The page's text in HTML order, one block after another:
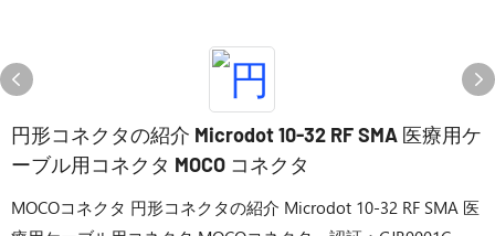
円形コネクタの紹介 Microdot 10-32 RF SMA 医療用ケ
ーブル用コネクタ MOCO コネクタ
MOCOコネクタ 円形コネクタの紹介 Microdot 10-32 RF SMA 医